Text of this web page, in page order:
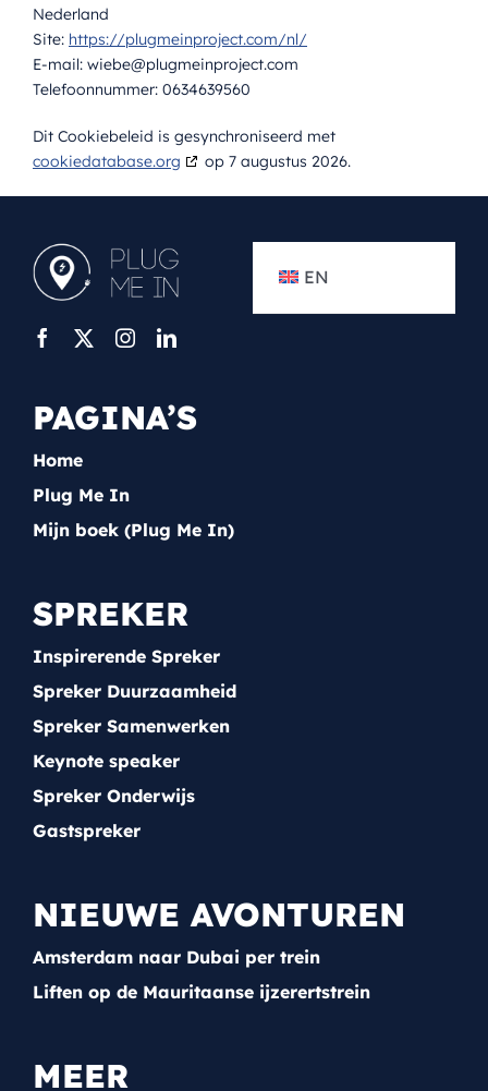
Nederland
Site: https://plugmeinproject.com/nl/
E-mail: wiebe@plugmeinproject.com
Telefoonnummer: 0634639560
Dit Cookiebeleid is gesynchroniseerd met
cookiedatabase.org
op 7 augustus 2026.
EN
PAGINA’S
Home
Plug Me In
Mijn boek (Plug Me In)
SPREKER
Inspirerende Spreker
Spreker Duurzaamheid
Spreker Samenwerken
Keynote speaker
Spreker Onderwijs
Gastspreker
NIEUWE AVONTUREN
Amsterdam naar Dubai per trein
Liften op de Mauritaanse ijzerertstrein
MEER